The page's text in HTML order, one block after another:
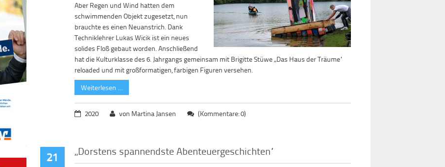
Aber Regen und Wind hatten dem
schwimmenden Objekt zugesetzt, nun
brauchte es einen Neuanstrich. Dank
Techniklehrer Lukas Wicik ist ein neues
solides Floß gebaut worden. Anschließend
hat die Kulturklasse des 6. Jahrgangs gemeinsam mit Brigitte Stüwe „Das Haus der Träume“
reloaded und mit großformatigen, farbigen Figuren versehen.
Weiterlesen …
2020 von Martina Jansen (Kommentare: 0)
21 „Dorstens spannendste Abenteuergeschichten“